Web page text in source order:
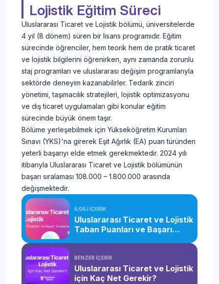
Lojistik Eğitim Süreci
Uluslararası Ticaret ve Lojistik bölümü, üniversitelerde
4 yıl (8 dönem) süren bir lisans programıdır. Eğitim
sürecinde öğrenciler, hem teorik hem de pratik ticaret
ve lojistik bilgilerini öğrenirken, aynı zamanda zorunlu
staj programları ve uluslararası değişim programlarıyla
sektörde deneyim kazanabilirler. Tedarik zinciri
yönetimi, taşımacılık stratejileri, lojistik optimizasyonu
ve dış ticaret uygulamaları gibi konular eğitim
sürecinde büyük önem taşır.
Bölüme yerleşebilmek için Yükseköğretim Kurumları
Sınavı (YKS)'na girerek Eşit Ağırlık (EA) puan türünden
yeterli başarıyı elde etmek gerekmektedir. 2024 yılı
itibarıyla Uluslararası Ticaret ve Lojistik bölümünün
başarı sıralaması 108.000 – 1.800.000 arasında
değişmektedir.
İLGİLİ İÇERİK
Uluslararası Ticaret ve Lojistik
Taban Puanları ve Başarı
BENZER İÇERİK
Uluslararası Ticaret ve Lojistik
için Kaç Net Gerekir?